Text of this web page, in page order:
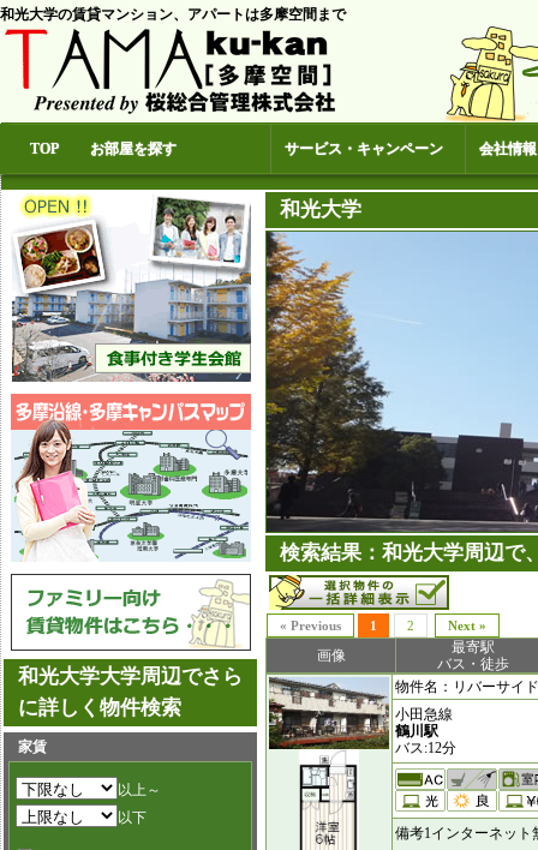
和光大学の賃貸マンション、アパートは多摩空間まで
TOP お部屋を探す サービス・キャンペーン 会社情報
和光大学
検索結果：和光大学周辺で
« Previous 1 2 Next »
画像
最寄駅
バス・徒歩
物件名：リバーサイ
小田急線
鶴川駅
バス:12分
備考1インターネッ
和光大学大学周辺でさら
に詳しく物件検索
家賃
以上～
以下